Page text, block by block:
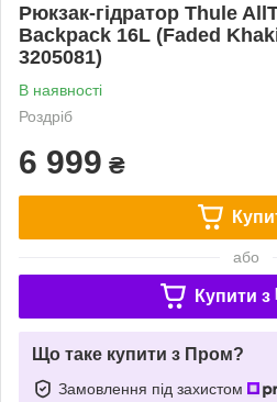
Рюкзак-гідратор Thule
Backpack 16L (Faded
3205081)
В наявності
Роздріб
6 999 ₴
або
Купити з
Що таке купити з Пром?
Замовлення під захистом